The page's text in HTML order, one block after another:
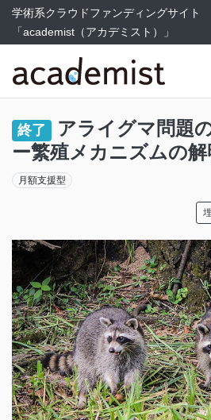
学術系クラウドファンディングサイト
「academist（アカデミスト）」
終了
アライグマ問題
ー繁殖メカニズムの
月額支援型